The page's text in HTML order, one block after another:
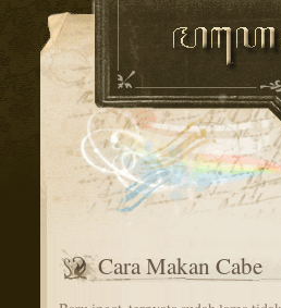
Cara Makan Cabe